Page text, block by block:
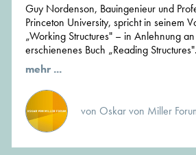
Guy Nordenson, Bauingenieur und
Princeton University, spricht in seinem
„Working Structures" – in Anlehnung
erschienenes Buch „Reading Structures".
mehr ...
von Oskar von Miller